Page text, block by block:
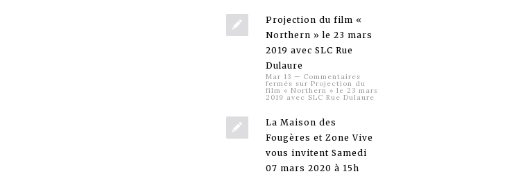
Projection du film «
Northern » le 23 mars
2019 avec SLC Rue
Dulaure
Mar 13 — Commentaires
fermés sur Projection du
film « Northern » le 23 mars
2019 avec SLC Rue Dulaure
La Maison des
Fougères et Zone Vive
vous invitent Samedi
07 mars 2020 à 15h